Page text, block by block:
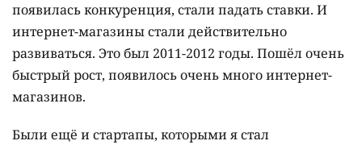
появилась конкуренция, стали падать ставки. И
интернет-магазины стали действительно
развиваться. Это был 2011-2012 годы. Пошёл очень
быстрый рост, появилось очень много интернет-
магазинов.
Были ещё и стартапы, которыми я стал